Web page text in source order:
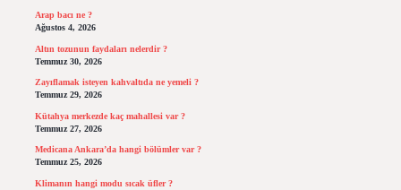
Arap bacı ne ?
Ağustos 4, 2026
Altın tozunun faydaları nelerdir ?
Temmuz 30, 2026
Zayıflamak isteyen kahvaltıda ne yemeli ?
Temmuz 29, 2026
Kütahya merkezde kaç mahallesi var ?
Temmuz 27, 2026
Medicana Ankara’da hangi bölümler var ?
Temmuz 25, 2026
Klimanın hangi modu sıcak üfler ?